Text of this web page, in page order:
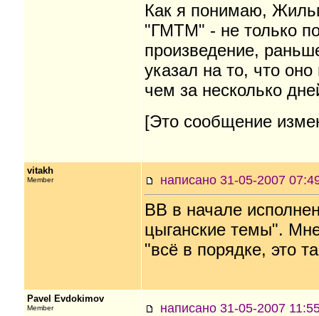
Как я понимаю,
"ГМТМ" - не только
произведение,
указал на то, что
чем за несколько
[Это сообщение
vitakh
Member написано 31-05-2007
ВВ в начале
цыганские темы".
"всё в порядке, это
Pavel Evdokimov
Member написано 31-05-2007